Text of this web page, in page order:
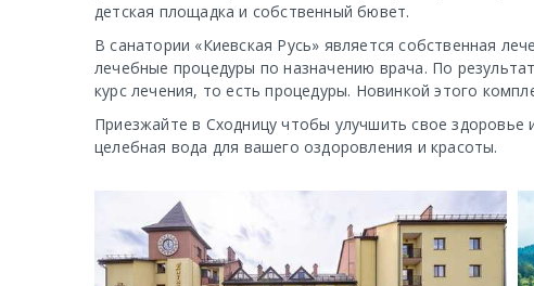
детская площадка и собственный бювет.
В санатории «Киевская Русь» является собственная
лечебные процедуры по назначению врача. По
курс лечения, то есть процедуры. Новинкой этого
Приезжайте в Сходницу чтобы улучшить свое
целебная вода для вашего оздоровления и красоты.